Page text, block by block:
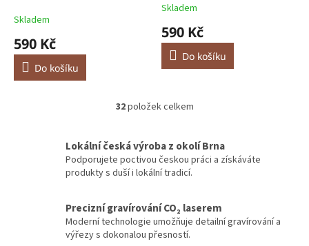
měsíců
Skladem
590 Kč
Do košíku
Průměrné
hodnocení
produktu
5,0
hvězdiček.
Skladem
590 Kč
Do košíku
O
l
á
d
a
í
p
r
32položek celkem
Lokální česká výroba z okolí Brna
Podporujete poctivou českou práci a získáváte
produkty s duší i lokální tradicí.
Precizní gravírování CO₂ laserem
Moderní technologie umožňuje detailní gravírování a
výřezy s dokonalou přesností.